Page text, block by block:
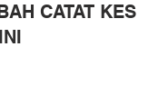
CATAT KES